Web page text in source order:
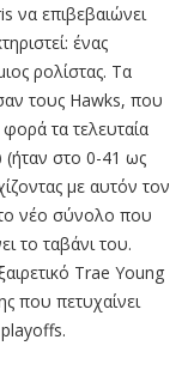
να επιβεβαιώνει
ένας
ρολίστας. Tα
τους Hawks, που
τα τελευταία
στο 0-41 ως
με αυτόν τον
νέο σύνολο που
το ταβάνι του.
Trae Young
που πετυχαίνει